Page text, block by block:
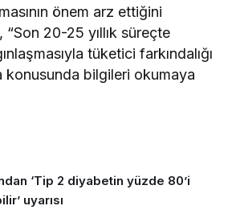
önem arz ettiğini
20-25 yıllık süreçte
tüketici farkındalığı
konusunda bilgileri okumaya
‘Tip 2 diyabetin yüzde 80’i
uyarısı